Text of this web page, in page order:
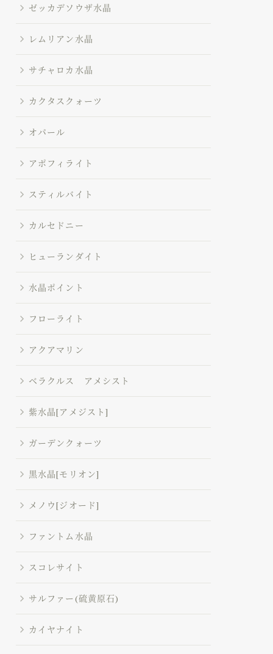
ゼッカデソウザ水晶
レムリアン水晶
サチャロカ水晶
カクタスクォーツ
オパール
アポフィライト
スティルバイト
カルセドニー
ヒューランダイト
水晶ポイント
フローライト
アクアマリン
ベラクルス アメシスト
紫水晶[アメジスト]
ガーデンクォーツ
黒水晶[モリオン]
メノウ[ジオード]
ファントム水晶
スコレサイト
サルファー(硫黄原石)
カイヤナイト